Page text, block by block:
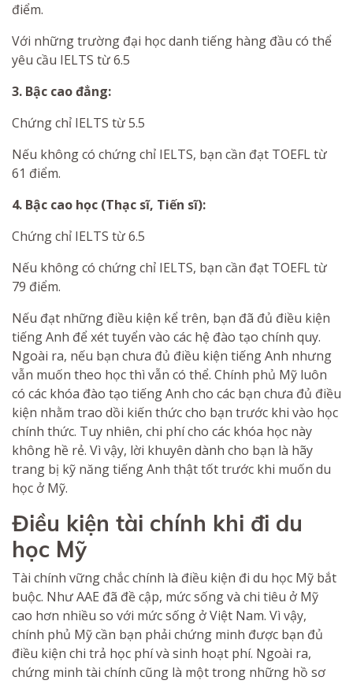
điểm.
Với những trường đại học danh tiếng hàng đầu có thể
yêu cầu IELTS từ 6.5
3. Bậc cao đẳng:
Chứng chỉ IELTS từ 5.5
Nếu không có chứng chỉ IELTS, bạn cần đạt TOEFL từ
61 điểm.
4. Bậc cao học (Thạc sĩ, Tiến sĩ):
Chứng chỉ IELTS từ 6.5
Nếu không có chứng chỉ IELTS, bạn cần đạt TOEFL từ
79 điểm.
Nếu đạt những điều kiện kể trên, bạn đã đủ điều kiện
tiếng Anh để xét tuyển vào các hệ đào tạo chính quy.
Ngoài ra, nếu bạn chưa đủ điều kiện tiếng Anh nhưng
vẫn muốn theo học thì vẫn có thể. Chính phủ Mỹ luôn
có các khóa đào tạo tiếng Anh cho các bạn chưa đủ điều
kiện nhằm trao dồi kiến thức cho bạn trước khi vào học
chính thức. Tuy nhiên, chi phí cho các khóa học này
không hề rẻ. Vì vậy, lời khuyên dành cho bạn là hãy
trang bị kỹ năng tiếng Anh thật tốt trước khi muốn du
học ở Mỹ.
Điều kiện tài chính khi đi du
học Mỹ
Tài chính vững chắc chính là điều kiện đi du học Mỹ bắt
buộc. Như AAE đã đề cập, mức sống và chi tiêu ở Mỹ
cao hơn nhiều so với mức sống ở Việt Nam. Vì vậy,
chính phủ Mỹ cần bạn phải chứng minh được bạn đủ
điều kiện chi trả học phí và sinh hoạt phí. Ngoài ra,
chứng minh tài chính cũng là một trong những hồ sơ